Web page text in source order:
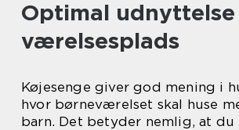
Optimal
værelsesplads
Køjesenge giver god mening i
hvor børneværelset skal huse
barn. Det betyder nemlig, at du